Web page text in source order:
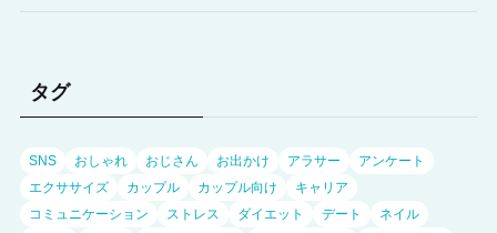
タグ
SNS おしゃれ おじさん お出かけ アラサー
アンケート
エクササイズ
カップル カップル向け
キャリア
コミュニケーション
ストレス ダイエット デート
ネイル